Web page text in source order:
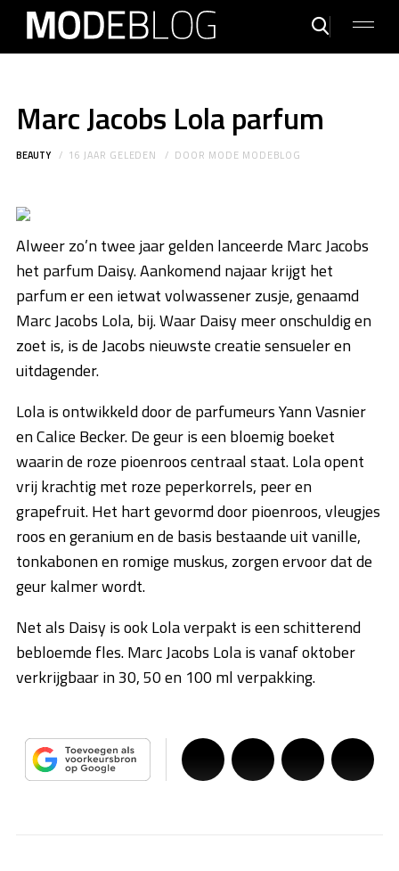
Marc Jacobs Lola parfum
BEAUTY 16 JAAR GELEDEN DOOR MODE MODEBLOG
Alweer zo’n twee jaar gelden lanceerde Marc Jacobs
het parfum Daisy. Aankomend najaar krijgt het
parfum er een ietwat volwassener zusje, genaamd
Marc Jacobs Lola, bij. Waar Daisy meer onschuldig en
zoet is, is de Jacobs nieuwste creatie sensueler en
uitdagender.
Lola is ontwikkeld door de parfumeurs Yann Vasnier
en Calice Becker. De geur is een bloemig boeket
waarin de roze pioenroos centraal staat. Lola opent
vrij krachtig met roze peperkorrels, peer en
grapefruit. Het hart gevormd door pioenroos, vleugjes
roos en geranium en de basis bestaande uit vanille,
tonkabonen en romige muskus, zorgen ervoor dat de
geur kalmer wordt.
Net als Daisy is ook Lola verpakt is een schitterend
bebloemde fles. Marc Jacobs Lola is vanaf oktober
verkrijgbaar in 30, 50 en 100 ml verpakking.